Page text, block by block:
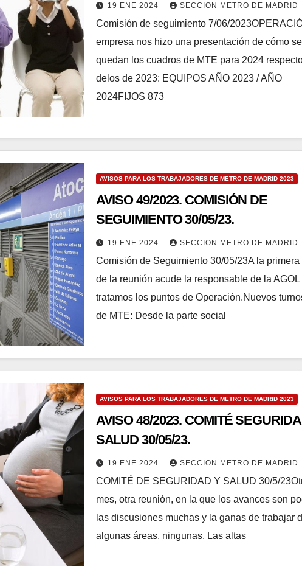
19 ENE 2024 SECCION METRO DE MADRID
Comisión de seguimiento 7/06/
empresa nos hizo una presentación de cómo se
quedan los cuadros de MTE para 2024
delos de 2023: EQUIPOS AÑO 2023 / AÑO
2024FIJOS 873
AVISOS PARA LOS TRABAJADORES DE METRO DE MADRID 2023
AVISO 49/2023. COMISIÓN DE
SEGUIMIENTO 30/05/23.
19 ENE 2024 SECCION METRO DE MADRID
Comisión de Seguimiento 30/05/23A la primera
de la reunión acude la responsable de la AGOL
tratamos los puntos de Operación.Nuevos
de MTE: Desde la parte social
AVISOS PARA LOS TRABAJADORES DE METRO DE MADRID 2023
AVISO 48/2023. COMITÉ
SALUD 30/05/23.
19 ENE 2024 SECCION METRO DE MADRID
COMITÉ DE SEGURIDAD Y SALUD 30/5/
mes, otra reunión, en la que los avances son
las discusiones muchas y la ganas de trabajar
algunas áreas, ningunas. Las altas